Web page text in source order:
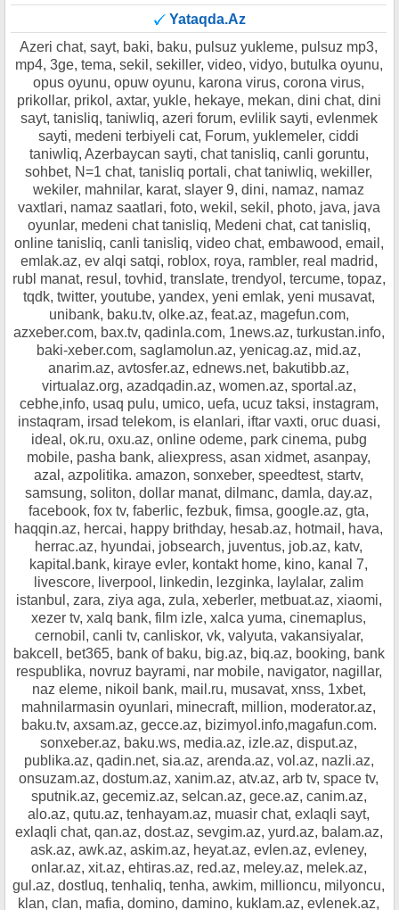
Yataqda.Az
Azeri chat, sayt, baki, baku, pulsuz yukleme, pulsuz mp3,
mp4, 3ge, tema, sekil, sekiller, video, vidyo, butulka oyunu,
opus oyunu, opuw oyunu, karona virus, corona virus,
prikollar, prikol, axtar, yukle, hekaye, mekan, dini chat, dini
sayt, tanisliq, taniwliq, azeri forum, evlilik sayti, evlenmek
sayti, medeni terbiyeli cat, Forum, yuklemeler, ciddi
taniwliq, Azerbaycan sayti, chat tanisliq, canli goruntu,
sohbet, N=1 chat, tanisliq portali, chat taniwliq, wekiller,
wekiler, mahnilar, karat, slayer 9, dini, namaz, namaz
vaxtlari, namaz saatlari, foto, wekil, sekil, photo, java, java
oyunlar, medeni chat tanisliq, Medeni chat, cat tanisliq,
online tanisliq, canli tanisliq, video chat, embawood, email,
emlak.az, ev alqi satqi, roblox, roya, rambler, real madrid,
rubl manat, resul, tovhid, translate, trendyol, tercume, topaz,
tqdk, twitter, youtube, yandex, yeni emlak, yeni musavat,
unibank, baku.tv, olke.az, feat.az, magefun.com,
azxeber.com, bax.tv, qadinla.com, 1news.az, turkustan.info,
baki-xeber.com, saglamolun.az, yenicag.az, mid.az,
anarim.az, avtosfer.az, ednews.net, bakutibb.az,
virtualaz.org, azadqadin.az, women.az, sportal.az,
cebhe,info, usaq pulu, umico, uefa, ucuz taksi, instagram,
instaqram, irsad telekom, is elanlari, iftar vaxti, oruc duasi,
ideal, ok.ru, oxu.az, online odeme, park cinema, pubg
mobile, pasha bank, aliexpress, asan xidmet, asanpay,
azal, azpolitika. amazon, sonxeber, speedtest, startv,
samsung, soliton, dollar manat, dilmanc, damla, day.az,
facebook, fox tv, faberlic, fezbuk, fimsa, google.az, gta,
haqqin.az, hercai, happy brithday, hesab.az, hotmail, hava,
herrac.az, hyundai, jobsearch, juventus, job.az, katv,
kapital.bank, kiraye evler, kontakt home, kino, kanal 7,
livescore, liverpool, linkedin, lezginka, laylalar, zalim
istanbul, zara, ziya aga, zula, xeberler, metbuat.az, xiaomi,
xezer tv, xalq bank, film izle, xalca yuma, cinemaplus,
cernobil, canli tv, canliskor, vk, valyuta, vakansiyalar,
bakcell, bet365, bank of baku, big.az, biq.az, booking, bank
respublika, novruz bayrami, nar mobile, navigator, nagillar,
naz eleme, nikoil bank, mail.ru, musavat, xnss, 1xbet,
mahnilarmasin oyunlari, minecraft, million, moderator.az,
baku.tv, axsam.az, gecce.az, bizimyol.info,magafun.com.
sonxeber.az, baku.ws, media.az, izle.az, disput.az,
publika.az, qadin.net, sia.az, arenda.az, vol.az, nazli.az,
onsuzam.az, dostum.az, xanim.az, atv.az, arb tv, space tv,
sputnik.az, gecemiz.az, selcan.az, gece.az, canim.az,
alo.az, qutu.az, tenhayam.az, muasir chat, exlaqli sayt,
exlaqli chat, qan.az, dost.az, sevgim.az, yurd.az, balam.az,
ask.az, awk.az, askim.az, heyat.az, evlen.az, evleney,
onlar.az, xit.az, ehtiras.az, red.az, meley.az, melek.az,
gul.az, dostluq, tenhaliq, tenha, awkim, millioncu, milyoncu,
klan, clan, mafia, domino, damino, kuklam.az, evlenek.az,